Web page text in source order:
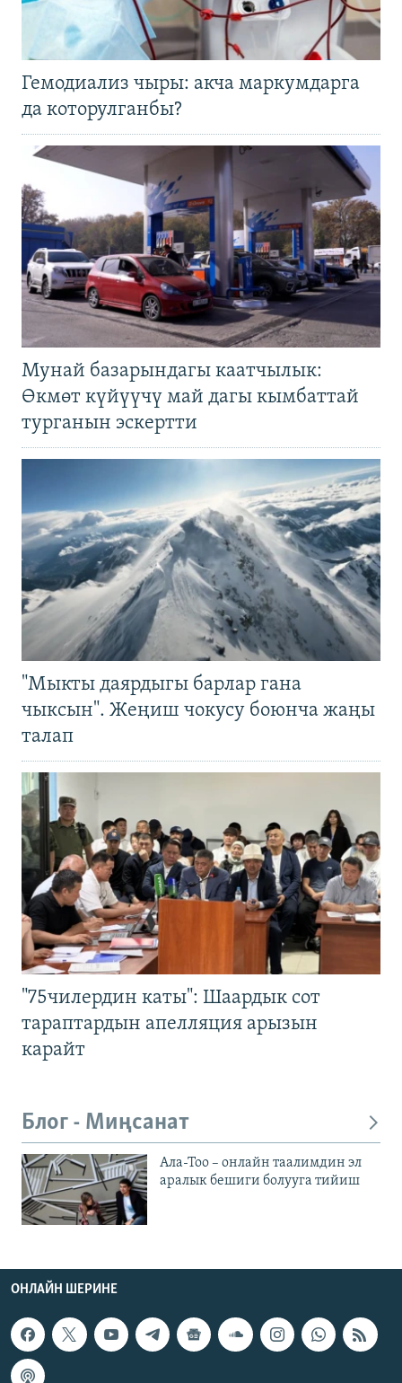
Гемодиализ чыры: акча маркумдарга
да которулганбы?
Мунай базарындагы каатчылык:
Өкмөт күйүүчү май дагы кымбаттай
турганын эскертти
"Мыкты даярдыгы барлар гана
чыксын". Жеңиш чокусу боюнча жаңы
талап
"75чилердин каты": Шаардык сот
тараптардын апелляция арызын
карайт
Блог - Миңсанат
Ала-Тоо – онлайн таалимдин эл
аралык бешиги болууга тийиш
ОНЛАЙН ШЕРИНЕ